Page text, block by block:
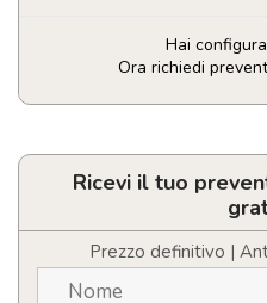
Hai
Ora richiedi
Borraccia
personalizzabile
ml
quantità
Ricevi il tuo
Prezzo definitivo |